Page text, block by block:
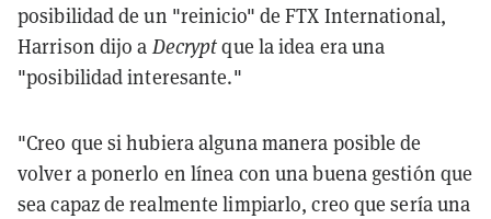
posibilidad de un "reinicio" de FTX International,
Harrison dijo a Decryptque la idea era una
"posibilidad interesante."
"Creo que si hubiera alguna manera posible de
volver a ponerlo en línea con una buena gestión que
sea capaz de realmente limpiarlo, creo que sería una